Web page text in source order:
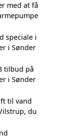
med at få
speciale i
i Sønder
tilbud på
i Sønder
til vand
du